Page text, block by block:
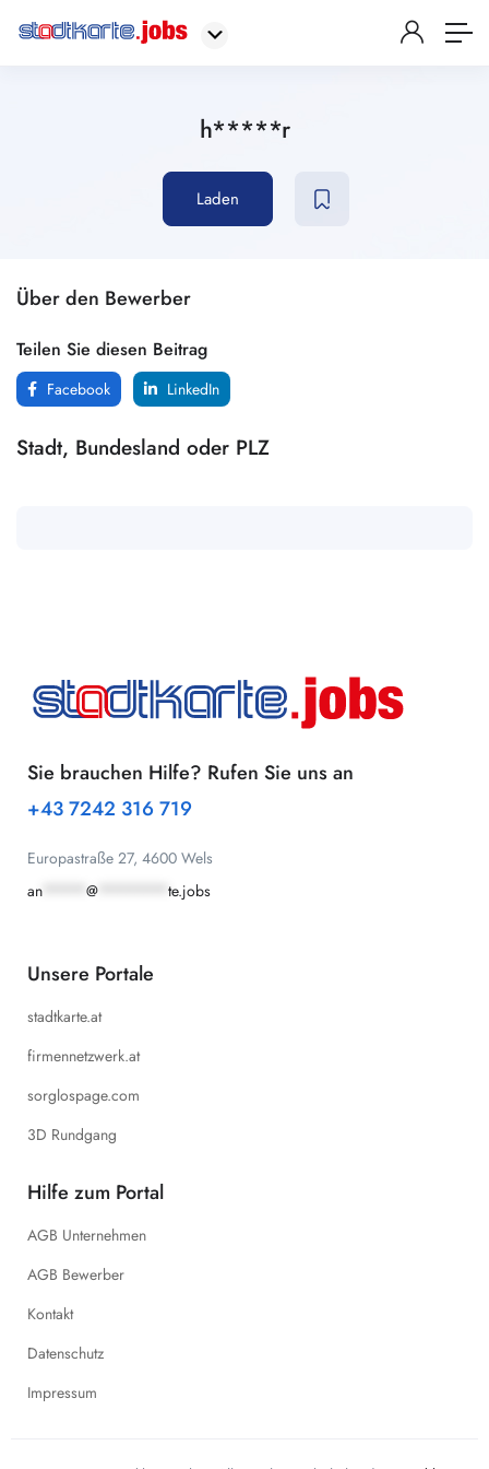
h*****r
Laden
Über den Bewerber
Teilen Sie diesen Beitrag
Facebook LinkedIn
Stadt, Bundesland oder PLZ
Sie brauchen Hilfe? Rufen Sie uns an
+43 7242 316 719
Europastraße 27, 4600 Wels
an
@ te.jobs
Unsere Portale
stadtkarte.at
firmennetzwerk.at
sorglospage.com
3D Rundgang
Hilfe zum Portal
AGB Unternehmen
AGB Bewerber
Kontakt
Datenschutz
Impressum